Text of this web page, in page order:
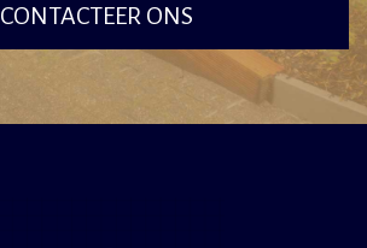
CONTACTEER ONS